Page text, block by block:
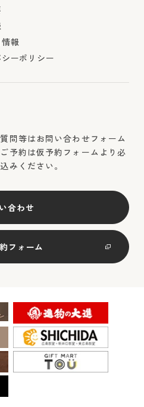
報
ーポリシー
問等はお問い合わせフォーム
予約は仮予約フォームより必
みください。
合わせ
フォーム